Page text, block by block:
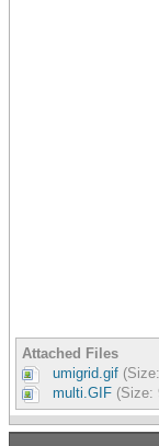
Attached Files
umigrid.gif
multi.GIF (Size: